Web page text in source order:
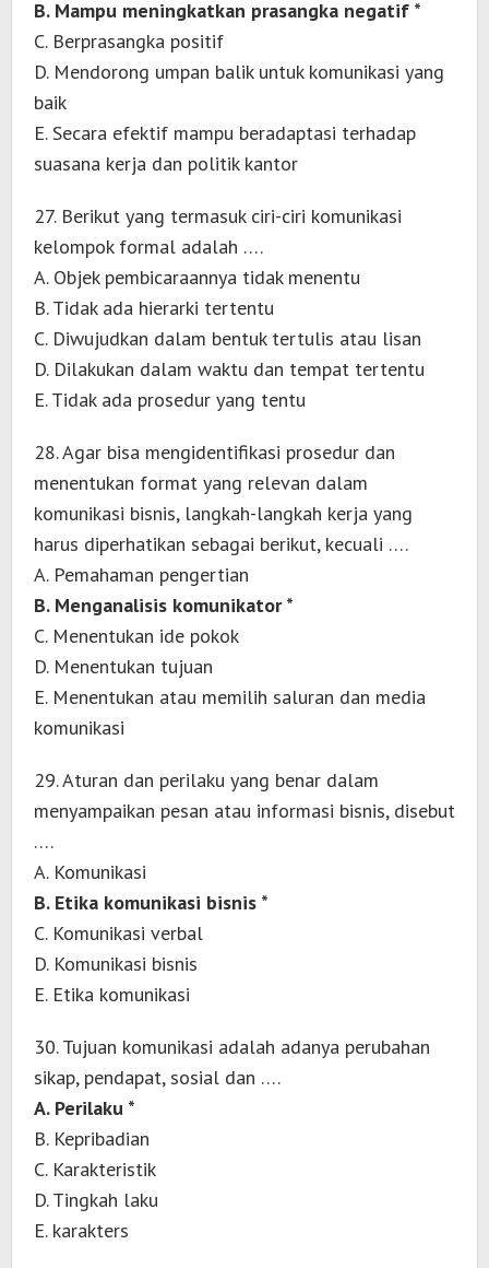
B. Mampu meningkatkan prasangka negatif *
C. Berprasangka positif
D. Mendorong umpan balik untuk komunikasi yang
baik
E. Secara efektif mampu beradaptasi terhadap
suasana kerja dan politik kantor
27. Berikut yang termasuk ciri-ciri komunikasi
kelompok formal adalah ….
A. Objek pembicaraannya tidak menentu
B. Tidak ada hierarki tertentu
C. Diwujudkan dalam bentuk tertulis atau lisan
D. Dilakukan dalam waktu dan tempat tertentu
E. Tidak ada prosedur yang tentu
28. Agar bisa mengidentifikasi prosedur dan
menentukan format yang relevan dalam
komunikasi bisnis, langkah-langkah kerja yang
harus diperhatikan sebagai berikut, kecuali ….
A. Pemahaman pengertian
B. Menganalisis komunikator *
C. Menentukan ide pokok
D. Menentukan tujuan
E. Menentukan atau memilih saluran dan media
komunikasi
29. Aturan dan perilaku yang benar dalam
menyampaikan pesan atau informasi bisnis, disebut
….
A. Komunikasi
B. Etika komunikasi bisnis *
C. Komunikasi verbal
D. Komunikasi bisnis
E. Etika komunikasi
30. Tujuan komunikasi adalah adanya perubahan
sikap, pendapat, sosial dan ….
A. Perilaku *
B. Kepribadian
C. Karakteristik
D. Tingkah laku
E. karakters